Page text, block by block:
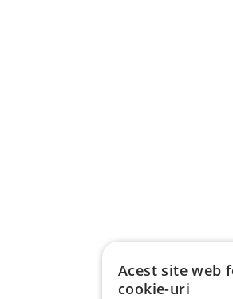
Acest site web
cookie-uri